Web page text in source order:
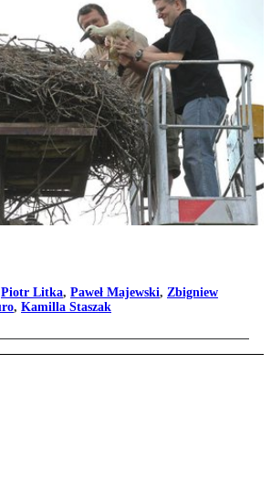
Piotr Litka, Paweł Majewski, Zbigniew
, Kamilla Staszak